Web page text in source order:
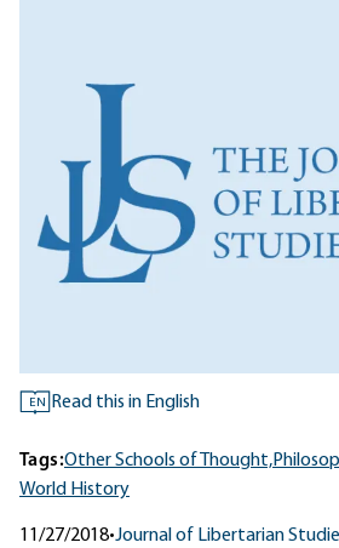
EN Read this in English
Tags:Other Schools of Thought,
World History
11/27/2018•Journal of Libertarian